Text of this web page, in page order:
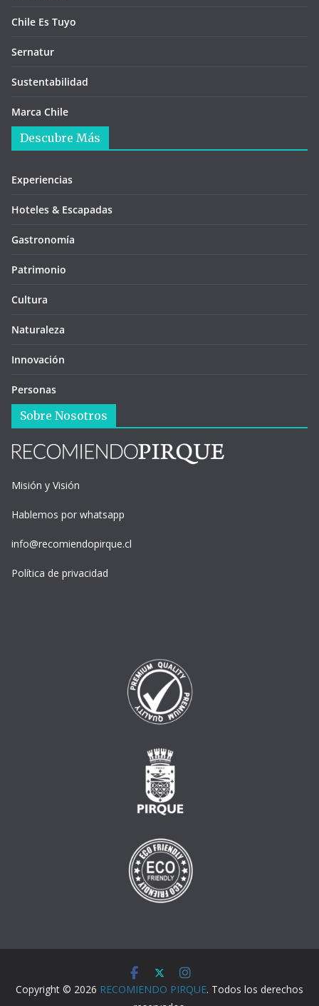
Chile Es Tuyo
Sernatur
Sustentabilidad
Marca Chile
Descubre Más
Experiencias
Hoteles & Escapadas
Gastronomía
Patrimonio
Cultura
Naturaleza
Innovación
Personas
Sobre Nosotros
Misión y Visión
Hablemos por whatsapp
info@recomiendopirque.cl
Política de privacidad
Copyright © 2026 RECOMIENDO PIRQUE. Todos los derechos